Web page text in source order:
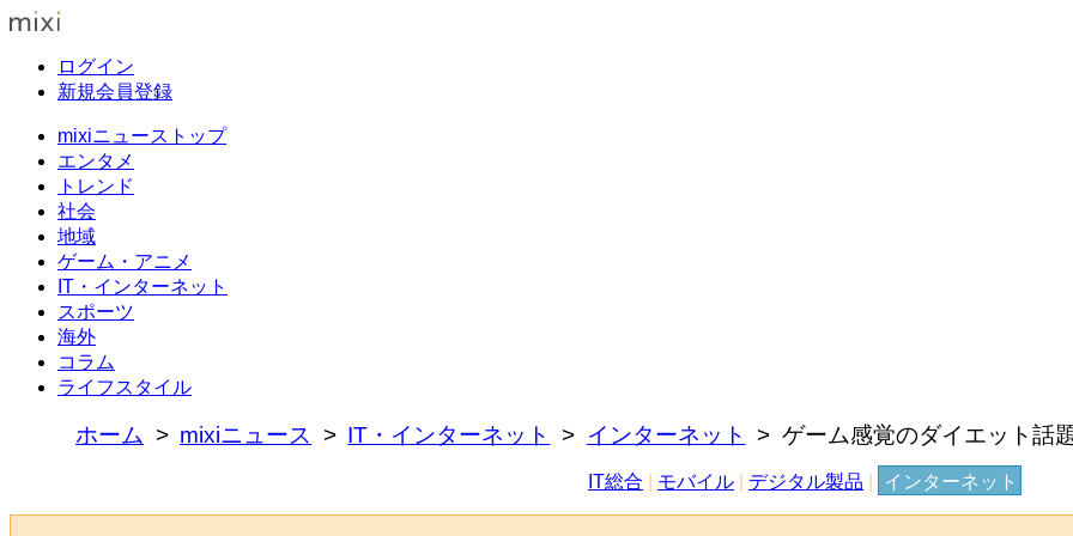
ログイン
新規会員登録
mixiニューストップ
エンタメ
トレンド
社会
地域
ゲーム・アニメ
IT・インターネット
スポーツ
海外
コラム
ライフスタイル
ホーム mixiニュース IT・インターネット インターネット ゲーム感覚のダイエット話
IT総合 モバイル デジタル製品 インターネット